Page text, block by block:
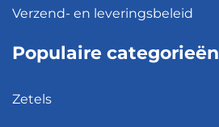
Verzend- en leveringsbeleid
Populaire categorieën
Zetels